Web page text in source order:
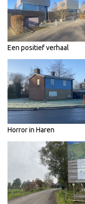
Een positief verhaal
Horror in Haren